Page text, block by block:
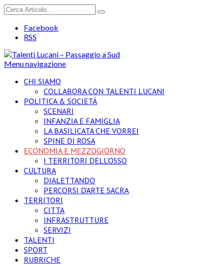
Facebook
RSS
Menu navigazione
CHI SIAMO
COLLABORA CON TALENTI LUCANI
POLITICA & SOCIETÁ
SCENARI
INFANZIA E FAMIGLIA
LA BASILICATA CHE VORREI
SPINE DI ROSA
ECONOMIA E MEZZOGIORNO
I TERRITORI DELL’OSSO
CULTURA
DIALETTANDO
PERCORSI D’ARTE SACRA
TERRITORI
CITTA
INFRASTRUTTURE
SERVIZI
TALENTI
SPORT
RUBRICHE